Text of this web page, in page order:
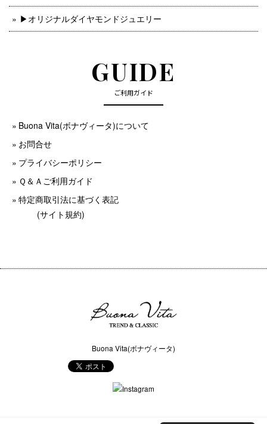
▶︎オリジナルダイヤモンドジュエリー
GUIDE
ご利用ガイド
Buona Vita(ボナヴィータ)について
お問合せ
プライバシーポリシー
Ｑ＆Ａご利用ガイド
特定商取引法に基づく表記
(サイト規約)
Buona Vita(ボナヴィータ)
COPYRIGHT © Buona Vita(ボナヴィータ) ALL RIGHTS RESERVED.